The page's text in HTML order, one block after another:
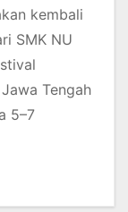
kembali
SMK NU
Tengah
5–7